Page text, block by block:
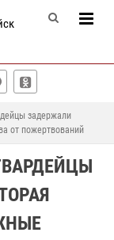
задержали
от пожертвований